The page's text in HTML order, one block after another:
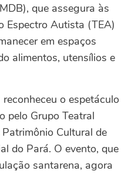
que assegura às
Espectro Autista (TEA)
em espaços
alimentos, utensílios e
o espetáculo
pelo Grupo Teatral
Cultural de
do Pará. O evento, que
santarena, agora